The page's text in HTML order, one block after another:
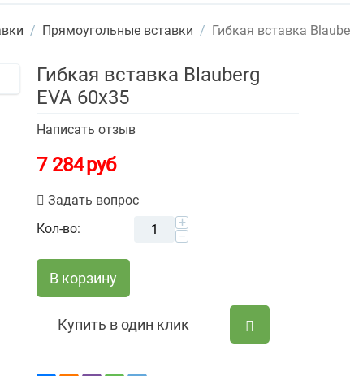
/ Прямоугольные вставки / Гибкая вставка
Гибкая вставка Blauberg
EVA 60х35
Написать отзыв
7 284руб
Задать вопрос
Кол-во:
+
−
В корзину
Купить в один клик